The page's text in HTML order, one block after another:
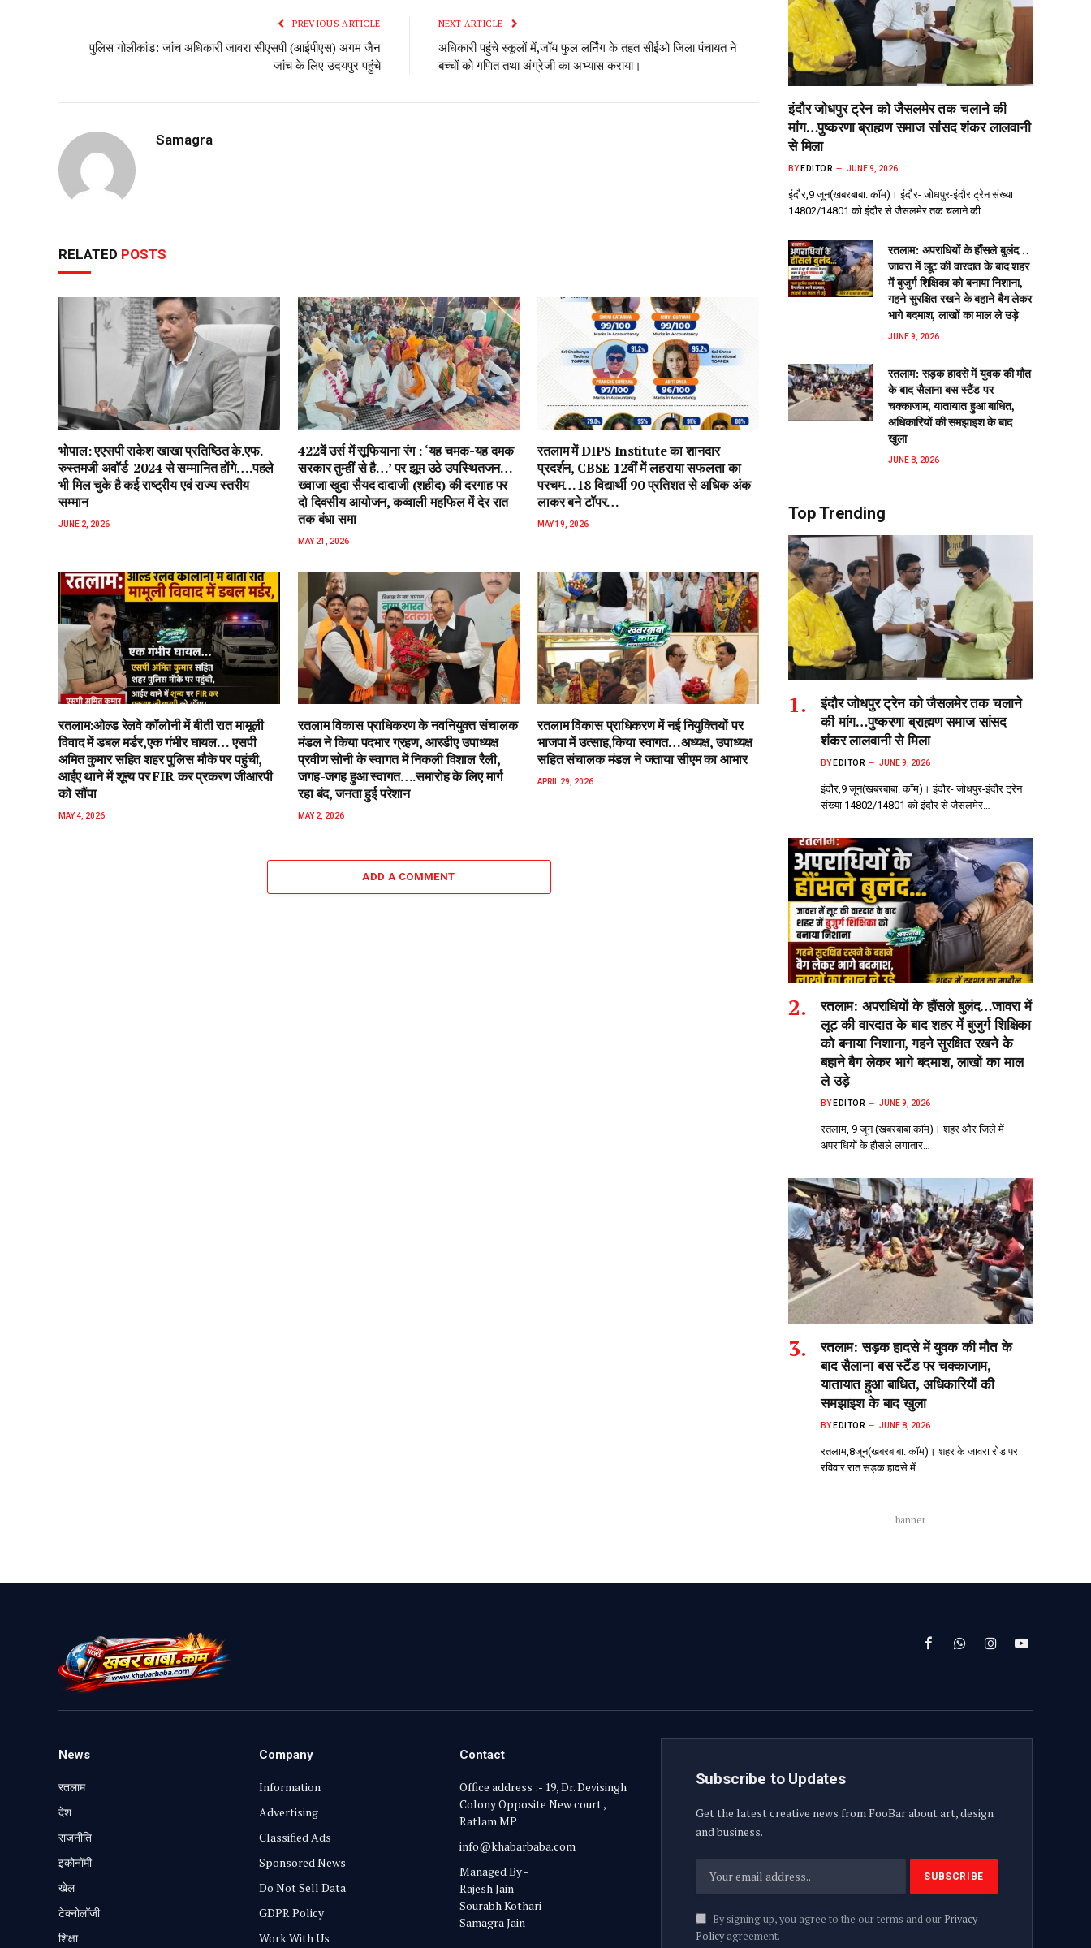
PREVIOUS ARTICLE
पुलिस गोलीकांड: जांच अधिकारी जावरा सीएसपी (आईपीएस) अगम जैन
जांच के लिए उदयपुर पहुंचे
NEXT ARTICLE
अधिकारी पहुंचे स्कूलों में,जॉय फुल लर्निंग के तहत सीईओ जिला पंचायत ने
बच्चों को गणित तथा अंग्रेजी का अभ्यास कराया।
Samagra
RELATED POSTS
भोपाल: एएसपी राकेश‌ खाखा प्रतिष्ठित के.एफ.
रुस्तमजी अवॉर्ड-2024 से सम्मानित होंगे….पहले
भी मिल चुके है कई राष्ट्रीय एवं राज्य स्तरीय
सम्मान
JUNE 2, 2026
422वें उर्स में सूफियाना रंग : ‘यह चमक-यह दमक
सरकार तुम्हीं से है…’ पर झूम उठे उपस्थितजन…
ख्वाजा खुदा सैयद दादाजी (शहीद) की दरगाह पर
दो दिवसीय आयोजन, कव्वाली महफिल में देर रात
तक बंधा समा
MAY 21, 2026
रतलाम में DIPS Institute का शानदार
प्रदर्शन, CBSE 12वीं में लहराया सफलता का
परचम…18 विद्यार्थी 90 प्रतिशत से अधिक अंक
लाकर बने टॉपर…
MAY 19, 2026
रतलाम:ओल्ड रेलवे कॉलोनी में बीती रात मामूली
विवाद में डबल मर्डर,एक गंभीर घायल… एसपी
अमित कुमार सहित शहर पुलिस मौके पर पहुंची,
आईए थाने में शून्य पर FIR कर प्रकरण जीआरपी
को सौंपा
MAY 4, 2026
रतलाम विकास प्राधिकरण के नवनियुक्त संचालक
मंडल ने किया पदभार ग्रहण, आरडीए उपाध्यक्ष
प्रवीण सोनी के स्वागत में निकली विशाल रैली,
जगह-जगह हुआ स्वागत….समारोह के लिए मार्ग
रहा बंद, जनता हुई परेशान
MAY 2, 2026
रतलाम विकास प्राधिकरण में नई नियुक्तियों पर
भाजपा में उत्साह,किया स्वागत…अध्यक्ष, उपाध्यक्ष
सहित संचालक मंडल ने जताया सीएम का आभार
APRIL 29, 2026
ADD A COMMENT
इंदौर जोधपुर ट्रेन को जैसलमेर तक चलाने की
मांग…पुष्करणा ब्राह्मण समाज सांसद शंकर लालवानी
से मिला
BY EDITOR JUNE 9, 2026
इंदौर,9 जून(खबरबाबा. कॉम)। इंदौर- जोधपुर-इंदौर ट्रेन संख्या
14802/14801 को इंदौर से जैसलमेर तक चलाने की…
रतलाम: अपराधियों के हौंसले बुलंद…
जावरा में लूट की वारदात के बाद शहर
में बुजुर्ग शिक्षिका को बनाया निशाना,
गहने सुरक्षित रखने के बहाने बैग लेकर
भागे बदमाश, लाखों का माल ले उड़े
JUNE 9, 2026
रतलाम: सड़क हादसे में युवक की मौत
के बाद सैलाना बस स्टैंड पर
चक्काजाम, यातायात हुआ बाधित,
अधिकारियों की समझाइश के बाद
खुला
JUNE 8, 2026
Top Trending
इंदौर जोधपुर ट्रेन को जैसलमेर तक चलाने
की मांग…पुष्करणा ब्राह्मण समाज सांसद
शंकर लालवानी से मिला
BY EDITOR JUNE 9, 2026
इंदौर,9 जून(खबरबाबा. कॉम)। इंदौर- जोधपुर-इंदौर ट्रेन
संख्या 14802/14801 को इंदौर से जैसलमेर…
रतलाम: अपराधियों के हौंसले बुलंद…जावरा में
लूट की वारदात के बाद शहर में बुजुर्ग शिक्षिका
को बनाया निशाना, गहने सुरक्षित रखने के
बहाने बैग लेकर भागे बदमाश, लाखों का माल
ले उड़े
BY EDITOR JUNE 9, 2026
रतलाम, 9 जून (खबरबाबा.कॉम)। शहर और जिले में
अपराधियों के हौसले लगातार…
रतलाम: सड़क हादसे में युवक की मौत के
बाद सैलाना बस स्टैंड पर चक्काजाम,
यातायात हुआ बाधित, अधिकारियों की
समझाइश के बाद खुला
BY EDITOR JUNE 8, 2026
रतलाम,8जून(खबरबाबा. कॉम)। शहर के जावरा रोड पर
रविवार रात सड़क हादसे में…
banner
FacebookWhatsAppInstagramYouTube
News
रतलाम
⁠देश
राजनीति
⁠इकोनॉमी
खेल
टेक्नोलॉजी
शिक्षा
Company
Information
Advertising
Classified Ads
Sponsored News
Do Not Sell Data
GDPR Policy
Work With Us
Contact
Office address :- 19, Dr. Devisingh
Colony Opposite New court ,
Ratlam MP
info@khabarbaba.com
Managed By -
Rajesh Jain
Sourabh Kothari
Samagra Jain
Subscribe to Updates
Get the latest creative news from FooBar about art, design
and business.
By signing up, you agree to the our terms and our Privacy
Policyagreement.